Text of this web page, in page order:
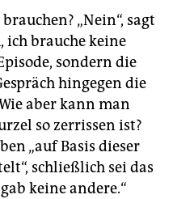
„Nein“, sagt
ich brauche keine
sondern die
hingegen die
aber kann man
so zerrissen ist?
„auf Basis dieser
schließlich sei das
keine andere.“